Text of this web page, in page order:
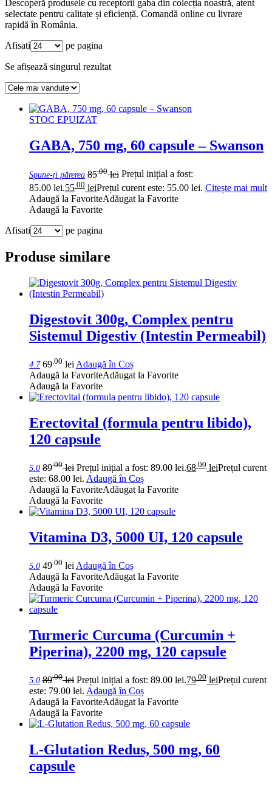
Descoperă produsele cu receptorii gaba din colecția noastră, atent
selectate pentru calitate și eficiență. Comandă online cu livrare
rapidă în România.
Afisati
pe pagina
Se afișează singurul rezultat
STOC EPUIZAT
GABA, 750 mg, 60 capsule – Swanson
Spune-ți părerea 85.00 lei Prețul inițial a fost:
85.00 lei.55 .00 leiPrețul curent este: 55.00 lei. Citește mai mult
Adaugă la FavoriteAdăugat la Favorite
Adaugă la Favorite
Afisati
pe pagina
Produse similare
Digestovit 300g, Complex pentru
Sistemul Digestiv (Intestin Permeabil)
4.7 69 .00 lei Adaugă în Coș
Adaugă la FavoriteAdăugat la Favorite
Adaugă la Favorite
Erectovital (formula pentru libido),
120 capsule
5.0 89.00 lei Prețul inițial a fost: 89.00 lei.68 .00 leiPrețul curent
este: 68.00 lei. Adaugă în Coș
Adaugă la FavoriteAdăugat la Favorite
Adaugă la Favorite
Vitamina D3, 5000 UI, 120 capsule
5.0 49 .00 lei Adaugă în Coș
Adaugă la FavoriteAdăugat la Favorite
Adaugă la Favorite
Turmeric Curcuma (Curcumin +
Piperina), 2200 mg, 120 capsule
5.0 89.00 lei Prețul inițial a fost: 89.00 lei.79 .00 leiPrețul curent
este: 79.00 lei. Adaugă în Coș
Adaugă la FavoriteAdăugat la Favorite
Adaugă la Favorite
L-Glutation Redus, 500 mg, 60
capsule